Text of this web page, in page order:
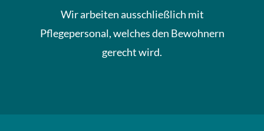
Wir arbeiten ausschließlich mit
Pflegepersonal, welches den Bewohnern
gerecht wird.